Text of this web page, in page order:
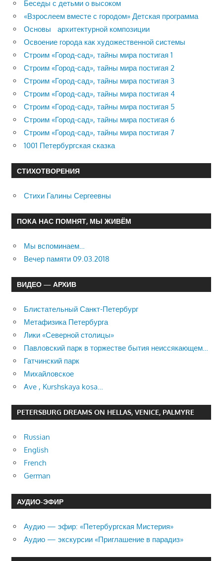
Беседы с детьми о высоком
«Взрослеем вместе с городом» Детская программа
Основы архитектурной композиции
Освоение города как художественной системы
Строим «Город-сад», тайны мира постигая 1
Строим «Город-сад», тайны мира постигая 2
Строим «Город-сад», тайны мира постигая 3
Строим «Город-сад», тайны мира постигая 4
Строим «Город-сад», тайны мира постигая 5
Строим «Город-сад», тайны мира постигая 6
Строим «Город-сад», тайны мира постигая 7
1001 Петербургская сказка
СТИХОТВОРЕНИЯ
Стихи Галины Сергеевны
ПОКА НАС ПОМНЯТ, МЫ ЖИВЁМ
Мы вспоминаем…
Вечер памяти 09.03.2018
ВИДЕО — АРХИВ
Блистательный Санкт-Петербург
Метафизика Петербурга
Лики «Северной столицы»
Павловский парк в торжестве бытия неиссякающем…
Гатчинский парк
Михайловское
Ave , Kurshskaya kosa…
PETERSBURG DREAMS ON HELLAS, VENICE, PALMYRE
Russian
English
French
German
АУДИО-ЭФИР
Аудио — эфир: «Петербургская Мистерия»
Аудио — экскурсии «Приглашение в парадиз»